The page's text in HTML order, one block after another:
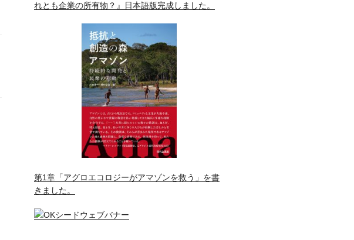
れとも企業の所有物？』日本語版完成しました。
第1章「アグロエコロジーがアマゾンを救う」を書
きました。